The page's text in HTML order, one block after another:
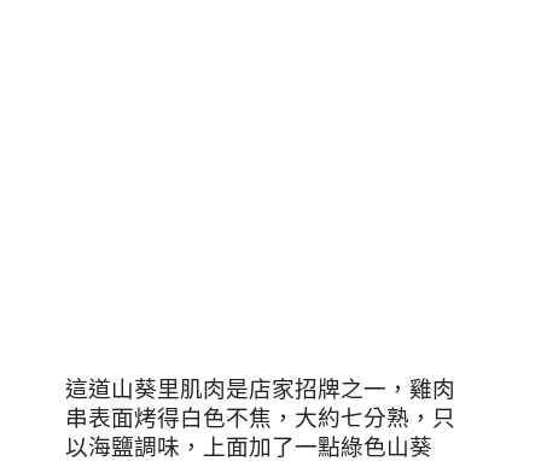
這道山葵里肌肉是店家招牌之一，雞肉
串表面烤得白色不焦，大約七分熟，只
以海鹽調味，上面加了一點綠色山葵